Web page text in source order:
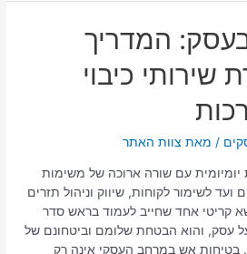
המדריך
כיבוי
/ מאת צוות האתר
יומיומית עם שורה ארוכה של משימות
ועד לשימור לקוחות, שיווק וניהול תזרים
קריטי אחד שחייב לעמוד בראש סדר
עסק, והוא הבטחת שלומם וביטחונם של
בטיחות אש במרחב העסקי אינה רק